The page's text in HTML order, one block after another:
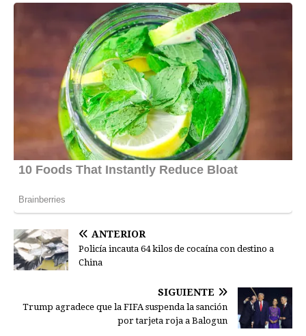
ANTERIOR
Policía incauta 64 kilos de cocaína con destino a
China
SIGUIENTE
Trump agradece que la FIFA suspenda la sanción
por tarjeta roja a Balogun